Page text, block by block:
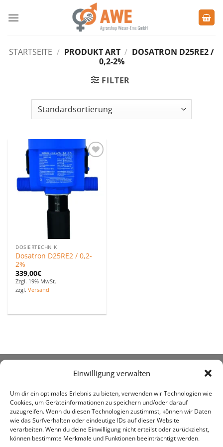
Einwilligung verwalten
Um dir ein optimales Erlebnis zu bieten, verwenden wir Technologien wie
Cookies, um Geräteinformationen zu speichern und/oder darauf
zuzugreifen. Wenn du diesen Technologien zustimmst, können wir Daten
wie das Surfverhalten oder eindeutige IDs auf dieser Website
verarbeiten. Wenn du deine Einwilligung nicht erteilst oder zurückziehst,
können bestimmte Merkmale und Funktionen beeinträchtigt werden.
Inhalt
STARTSEITE / PRODUKT ART / DOSATRON D25RE2 /
0,2-2%
FILTER
Zu den
Favoriten
hinzufügen
DOSIERTECHNIK
Dosatron D25RE2 / 0,2-
2%
339,00€
Zzgl. 19% MwSt.
zzgl.Versand